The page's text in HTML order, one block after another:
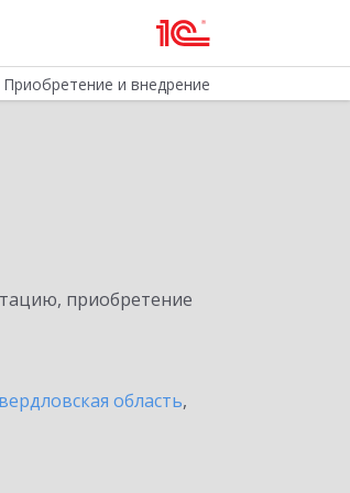
Приобретение и внедрение
приобретение
область,